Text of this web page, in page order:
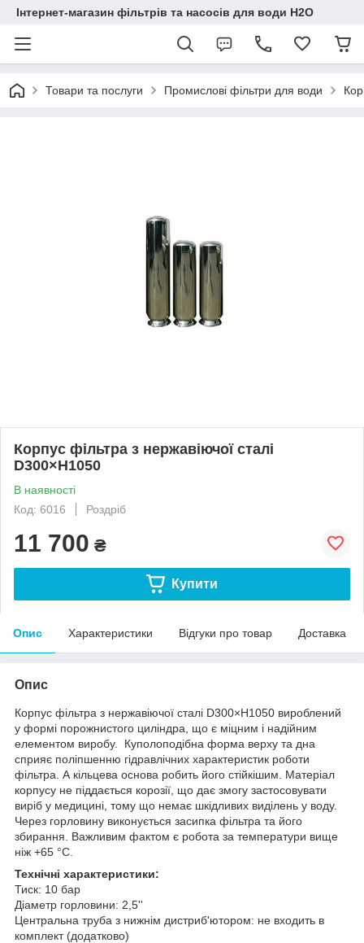
Інтернет-магазин фільтрів та насосів для води H2O
Товари та послуги Промислові фільтри для води
Корпус фільтра з нержавіючої сталі
D300×H1050
В наявності
Код: 6016
Роздріб
11 700 ₴
Купити
Опис Характеристики Відгуки про товар Доставка
Опис
Корпус фільтра з нержавіючої сталі D300×H1050 вироблений
у формі порожнистого циліндра, що є міцним і надійним
елементом виробу. Куполоподібна форма верху та дна
сприяє поліпшенню гідравлічних характеристик роботи
фільтра. А кільцева основа робить його стійкішим. Матеріал
корпусу не піддається корозії, що дає змогу застосовувати
виріб у медицині, тому що немає шкідливих виділень у воду.
Через горловину виконується засипка фільтра та його
збирання. Важливим фактом є робота за температури вище
ніж +65 °C.
Технічні характеристики:
Тиск: 10 бар
Діаметр горловини: 2,5''
Центральна труба з нижнім дистриб'ютором: не входить в
комплект (додатково)